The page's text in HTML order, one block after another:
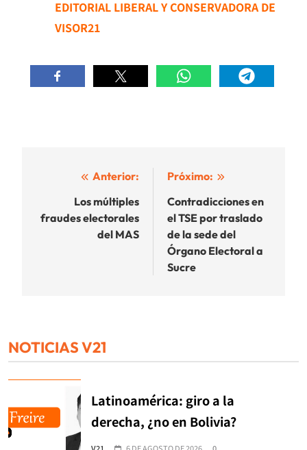
EDITORIAL LIBERAL Y CONSERVADORA DE
VISOR21
Navegación
entradas
Anterior:
Los múltiples
fraudes electorales
del MAS
Próximo:
Contradicciones en
el TSE por traslado
de la sede del
Órgano Electoral a
Sucre
NOTICIAS V21
Latinoamérica: giro a la
derecha, ¿no en Bolivia?
V21 6 DE AGOSTO DE 2026 0